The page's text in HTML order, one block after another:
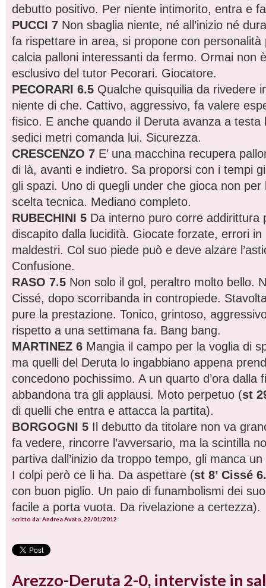
debutto positivo. Per niente intimorito, entra e
PUCCI 7 Non sbaglia niente, né all’inizio né
fa rispettare in area, si propone con personalità
calcia palloni interessanti da fermo. Ormai non
esclusivo del tutor Pecorari. Giocatore.
PECORARI 6.5 Qualche quisquilia da rivedere
niente di che. Cattivo, aggressivo, fa valere
fisico. E anche quando il Deruta avanza a testa
sedici metri comanda lui. Sicurezza.
CRESCENZO 7 E’ una macchina recupera
di là, avanti e indietro. Sa proporsi con i tempi
gli spazi. Uno di quegli under che gioca non per
scelta tecnica. Mediano completo.
RUBECHINI 5 Da interno puro corre addirittura
discapito dalla lucidità. Giocate forzate, errori in
maldestri. Col suo piede può e deve alzare
Confusione.
RASO 7.5 Non solo il gol, peraltro molto bello.
Cissé, dopo scorribanda in contropiede.
pure la prestazione. Tonico, grintoso,
rispetto a una settimana fa. Bang bang.
MARTINEZ 6 Mangia il campo per la voglia di
ma quelli del Deruta lo ingabbiano appena
concedono pochissimo. A un quarto d’ora dalla
abbandona tra gli applausi. Moto perpetuo (st
di quelli che entra e attacca la partita).
BORGOGNI 5 Il debutto da titolare non va
fa vedere, rincorre l’avversario, ma la scintilla
partiva dall’inizio da troppo tempo, gli manca un
I colpi però ce li ha. Da aspettare (st 8’ Cissé
con buon piglio. Un paio di funambolismi dei
facile a porta vuota. Da rivelazione a certezza).
scritto da: Andrea Avato, 22/01/2012
Arezzo-Deruta 2-0, interviste in